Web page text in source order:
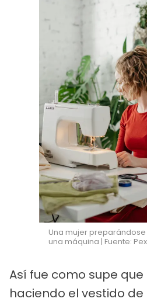
Una mujer
una máquina | Fuente:
Así fue como supe
haciendo el vestido de